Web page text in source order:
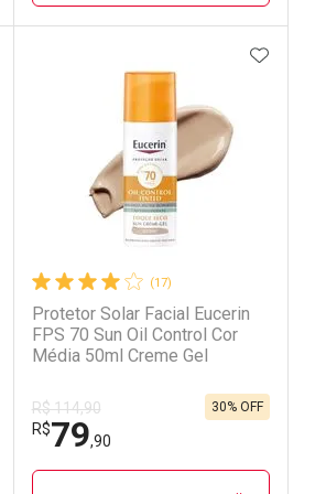
FECHAR
Laboratório
Ativar Desconto
FECHAR
Por Menos
AOS FAVORITOS
(17)
Protetor Solar Facial Eucerin
FPS 70 Sun Oil Control Cor
Média 50ml Creme Gel
R$ 114,90
R$79,90
30% OFF